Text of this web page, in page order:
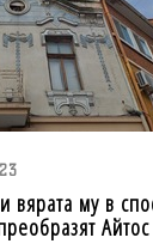
вярата му в
Айтос